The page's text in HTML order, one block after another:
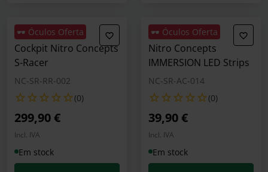
🕶️ Óculos Oferta
Cockpit Nitro Concepts
S-Racer
NC-SR-RR-002
(0)
299,90 €
Incl. IVA
Em stock
🕶️ Óculos Oferta
Nitro Concepts
IMMERSION LED Strips
NC-SR-AC-014
(0)
39,90 €
Incl. IVA
Em stock